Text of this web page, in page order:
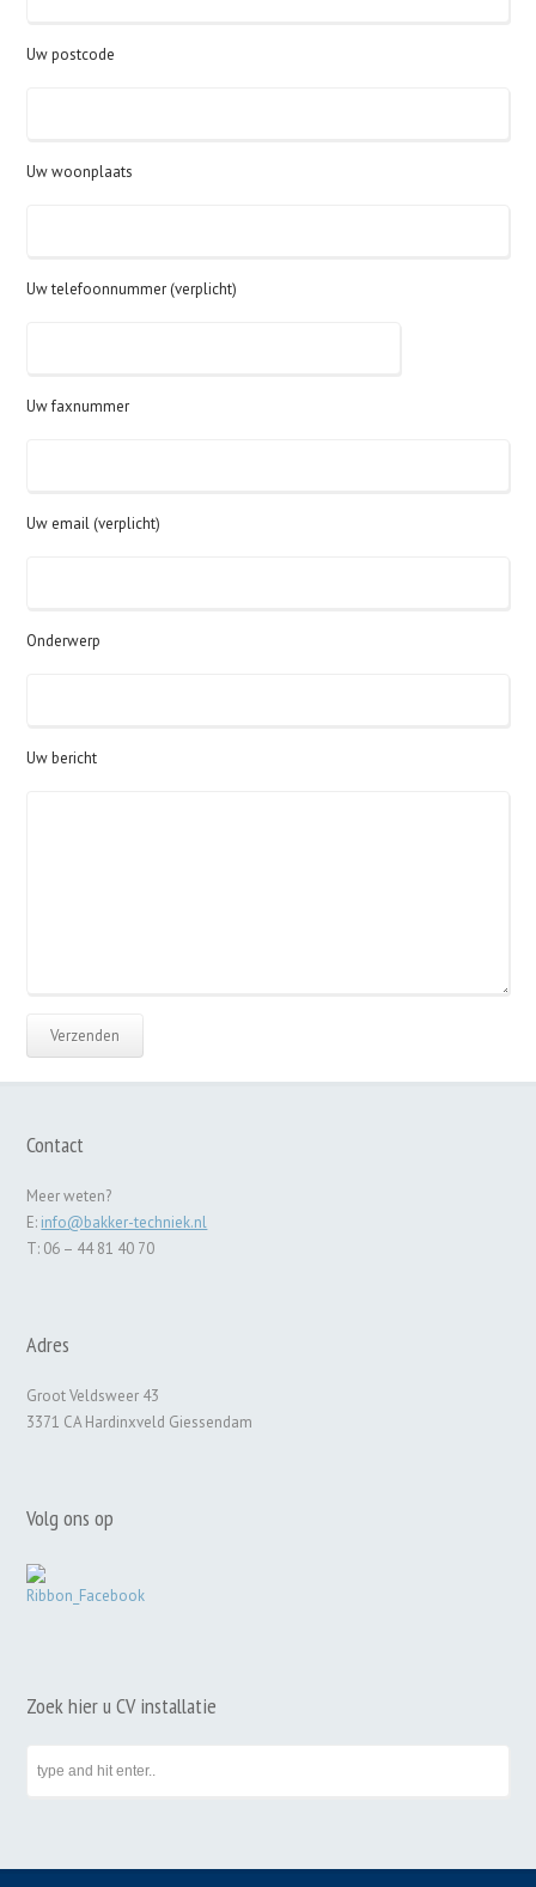
Uw postcode
Uw woonplaats
Uw telefoonnummer (verplicht)
Uw faxnummer
Uw email (verplicht)
Onderwerp
Uw bericht
Contact
Meer weten?
E: info@bakker-techniek.nl
T: 06 – 44 81 40 70
Adres
Groot Veldsweer 43
3371 CA Hardinxveld Giessendam
Volg ons op
Zoek hier u CV installatie